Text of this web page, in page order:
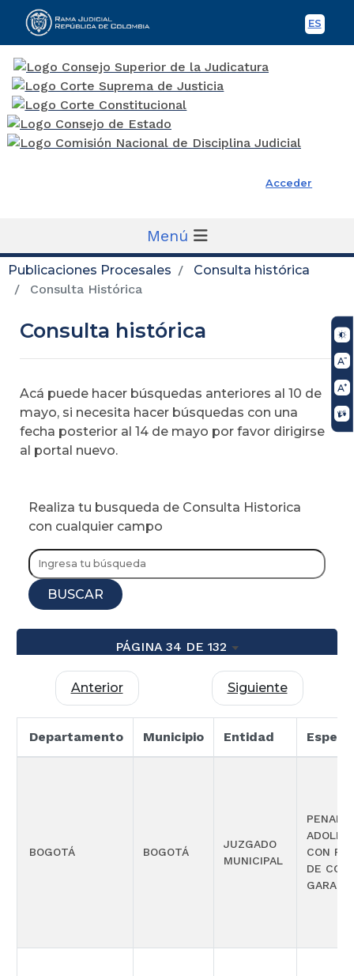
ES
Rama Judicial
Acceder
Menú
Publicaciones Procesales
Consulta histórica
Consulta Histórica
Consulta histórica
Acá puede hacer búsquedas anteriores al 10 de
mayo, si necesita hacer búsquedas con una
fecha posterior al 14 de mayo por favor dirigirse
al portal nuevo.
Realiza tu busqueda de Consulta Historica
con cualquier campo
BUSCAR
PÁGINA 34 DE 132
Anterior Siguiente
Departamento Municipio Entidad
BOGOTÁ BOGOTÁ
JUZGADO
MUNICIPAL
PENAL
CON
DE